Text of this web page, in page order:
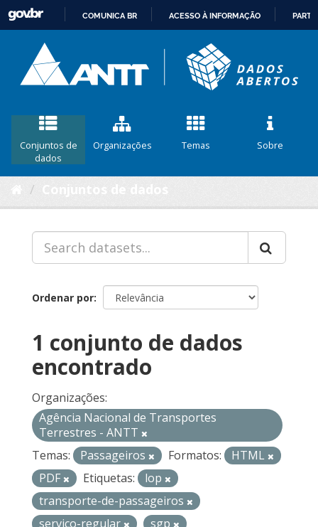
CONTEÚDO
COMUNICA BR ACESSO À INFORMAÇÃO
Conjuntos de
dados
Organizações Temas Sobre
Ordenar por
1 conjunto de dados
encontrado
Organizações:
Agência Nacional de Transportes
Terrestres - ANTT
Temas:
Passageiros Formatos:
HTML
PDF
Etiquetas:
lop
transporte-de-passageiros
servico-regular
sgp